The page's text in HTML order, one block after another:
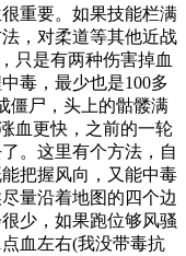
重要。如果技能栏满
，对柔道等其他近战
只是有两种伤害掉血
毒，最少也是100多
僵尸，头上的骷髅满
血更快，之前的一轮
。这里有个方法，自
把握风向，又能中毒
量沿着地图的四个边
少，如果跑位够风骚
血左右(我没带毒抗